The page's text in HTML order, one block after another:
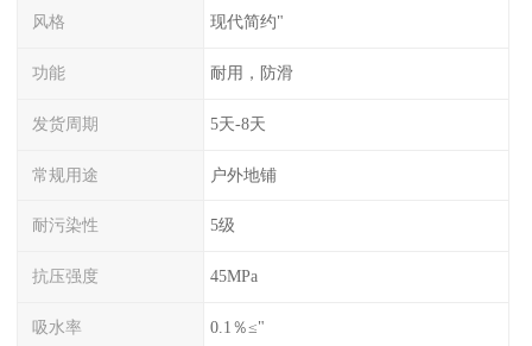
风格 现代简约"
功能 耐用，防滑
发货周期 5天-8天
常规用途 户外地铺
耐污染性 5级
抗压强度 45MPa
吸水率 0.1％≤"